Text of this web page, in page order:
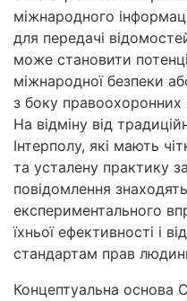
міжнародного
для передачі
може становити
міжнародної безпеки
з боку правоохоронних
На відміну від
Інтерполу, які мають
та усталену практику
повідомлення
експериментального
їхньої ефективності і
стандартам прав
Концептуальна основа